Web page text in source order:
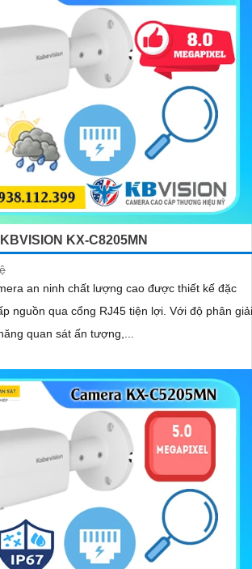
KX-C8205MN
an ninh chất lượng cao được thiết kế đặc
qua cổng RJ45 tiện lợi. Với độ phân giải
quan sát ấn tượng,...